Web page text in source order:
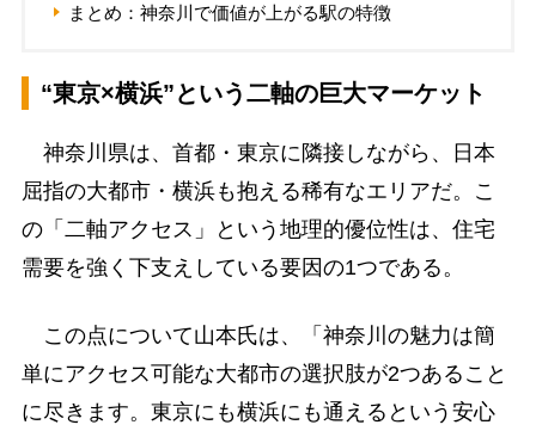
まとめ：神奈川で価値が上がる駅の特徴
“東京×横浜”という二軸の巨大マーケット
神奈川県は、首都・東京に隣接しながら、日本
屈指の大都市・横浜も抱える稀有なエリアだ。こ
の「二軸アクセス」という地理的優位性は、住宅
需要を強く下支えしている要因の1つである。
この点について山本氏は、「神奈川の魅力は簡
単にアクセス可能な大都市の選択肢が2つあること
に尽きます。東京にも横浜にも通えるという安心